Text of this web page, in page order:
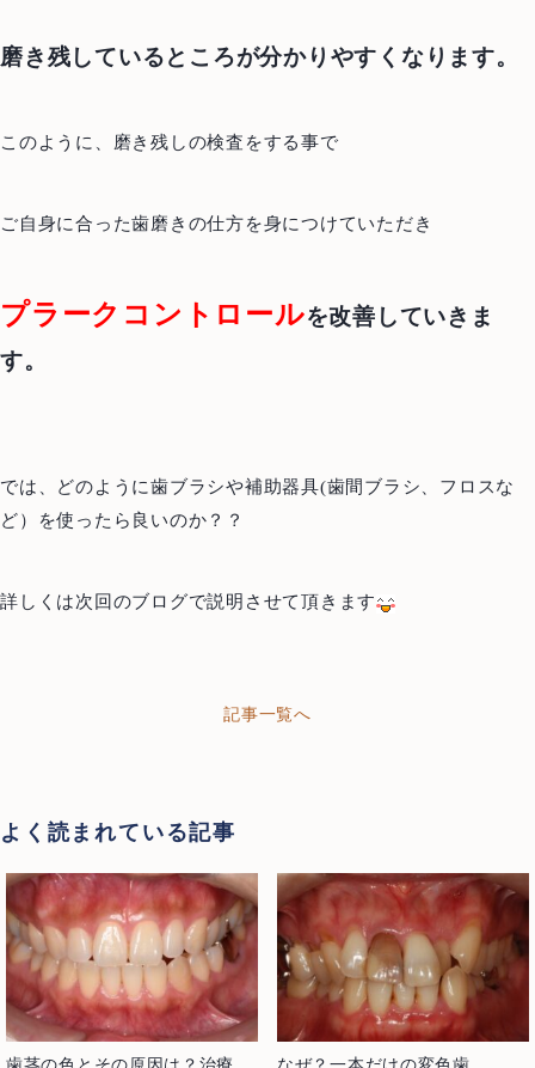
T 0466-22-3890
プライバシーポリシー
むし歯治療 歯周病治療
審美歯科
磨き残しているところが分かりやすくなります。
このように、磨き残しの検査をする事で
ご自身に合った歯磨きの仕方を身につけていただき
プラークコントロールを改善していきま
す。
では、どのように歯ブラシや補助器具(歯間ブラシ、フロスな
ど）を使ったら良いのか？？
詳しくは次回のブログで説明させて頂きます
記事一覧へ
よく読まれている記事